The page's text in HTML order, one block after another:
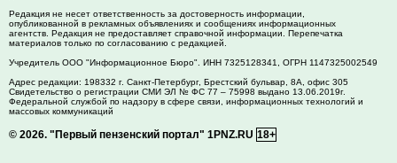
Редакция не несет ответственность за достоверность информации,
опубликованной в рекламных объявлениях и сообщениях информационных
агентств. Редакция не предоставляет справочной информации. Перепечатка
материалов только по согласованию с редакцией.
Учредитель ООО "Информационное Бюро". ИНН 7325128341, ОГРН 1147325002549
Адрес редакции: 198332 г. Санкт-Петербург, Брестский бульвар, 8А, офис 305
Свидетельство о регистрации СМИ ЭЛ № ФС 77 – 75998 выдано 13.06.2019г.
Федеральной службой по надзору в сфере связи, информационных технологий и
массовых коммуникаций
© 2026. "Первый пензенский портал" 1PNZ.RU 18+